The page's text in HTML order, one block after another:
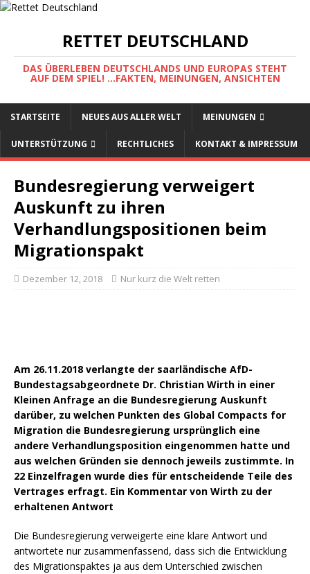
RETTET DEUTSCHLAND
DAS ÜBERLEBEN DEUTSCHLANDS UND EUROPAS STEHT
AUF DEM SPIEL! ...FAKTEN, MEINUNGEN, ANSICHTEN
STARTSEITE NEUES AUS ALLER WELT MEINUNGEN
UNTERSTÜTZUNG RECHTLICHES KONTAKT & IMPRESSUM
Bundesregierung verweigert
Auskunft zu ihren
Verhandlungspositionen beim
Migrationspakt
Dezember 12, 2018 Nur kurz die Welt retten
Am 26.11.2018 verlangte der saarländische AfD-
Bundestagsabgeordnete Dr. Christian Wirth in einer
Kleinen Anfrage an die Bundesregierung Auskunft
darüber, zu welchen Punkten des Global Compacts for
Migration die Bundesregierung ursprünglich eine
andere Verhandlungsposition eingenommen hatte und
aus welchen Gründen sie dennoch jeweils zustimmte. In
22 Einzelfragen wurde dies für entscheidende Teile des
Vertrages erfragt. Ein Kommentar von Wirth zu der
erhaltenen Antwort
Die Bundesregierung verweigerte eine klare Antwort und
antwortete nur zusammenfassend, dass sich die Entwicklung
des Migrationspaktes ja aus dem Unterschied zwischen